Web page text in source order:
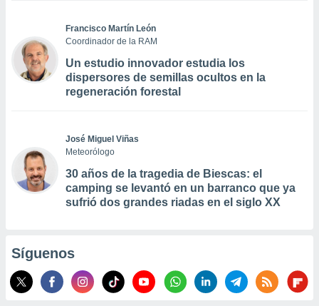
Francisco Martín León
Coordinador de la RAM
Un estudio innovador estudia los
dispersores de semillas ocultos en la
regeneración forestal
José Miguel Viñas
Meteorólogo
30 años de la tragedia de Biescas: el
camping se levantó en un barranco que ya
sufrió dos grandes riadas en el siglo XX
Síguenos